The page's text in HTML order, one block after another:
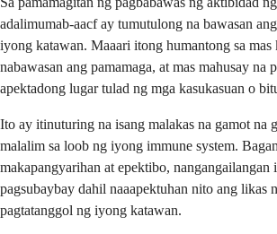
adalimumab-aacf ay tumutulong na bawasan
iyong katawan. Maaari itong humantong sa mas
nabawasan ang pamamaga, at mas mahusay na
apektadong lugar tulad ng mga kasukasuan o
Ito ay itinuturing na isang malakas na gamot na
malalim sa loob ng iyong immune system.
makapangyarihan at epektibo, nangangailangan
pagsubaybay dahil naaapektuhan nito ang likas
pagtatanggol ng iyong katawan.